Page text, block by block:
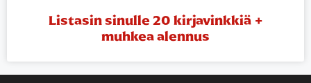
Listasin sinulle 20 kirjavinkkiä +
muhkea alennus